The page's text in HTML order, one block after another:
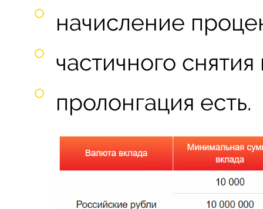
начисление
частичного
пролонгация есть.